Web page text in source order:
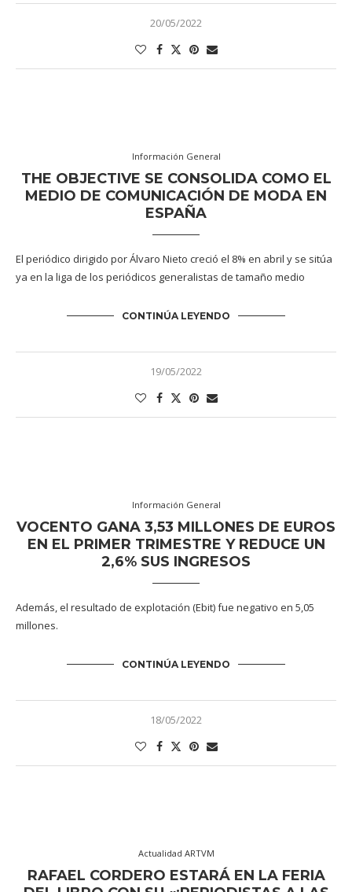
20/05/2022
Información General
THE OBJECTIVE SE CONSOLIDA COMO EL
MEDIO DE COMUNICACIÓN DE MODA EN
ESPAÑA
El periódico dirigido por Álvaro Nieto creció el 8% en abril y se sitúa
ya en la liga de los periódicos generalistas de tamaño medio
CONTINÚA LEYENDO
19/05/2022
Información General
VOCENTO GANA 3,53 MILLONES DE EUROS
EN EL PRIMER TRIMESTRE Y REDUCE UN
2,6% SUS INGRESOS
Además, el resultado de explotación (Ebit) fue negativo en 5,05
millones.
CONTINÚA LEYENDO
18/05/2022
Actualidad ARTVM
RAFAEL CORDERO ESTARÁ EN LA FERIA